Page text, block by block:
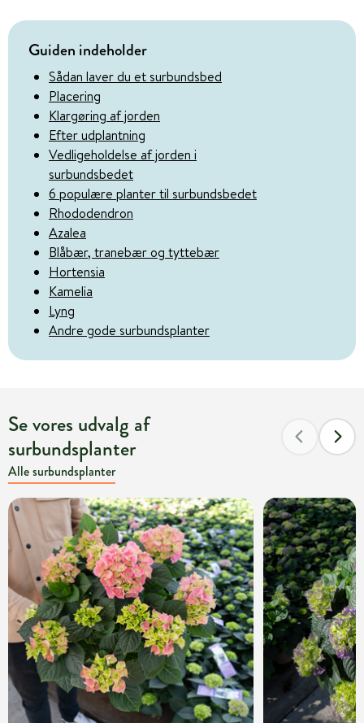
Guiden indeholder
Sådan laver du et surbundsbed
Placering
Klargøring af jorden
Efter udplantning
Vedligeholdelse af jorden i
surbundsbedet
6 populære planter til surbundsbedet
Rhododendron
Azalea
Blåbær, tranebær og tyttebær
Hortensia
Kamelia
Lyng
Andre gode surbundsplanter
Se vores udvalg af
surbundsplanter
Alle surbundsplanter